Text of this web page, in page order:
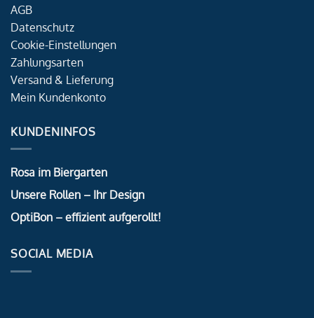
AGB
Datenschutz
Cookie-Einstellungen
Zahlungsarten
Versand & Lieferung
Mein Kundenkonto
KUNDENINFOS
Rosa im Biergarten
Unsere Rollen – Ihr Design
OptiBon – effizient aufgerollt!
SOCIAL MEDIA